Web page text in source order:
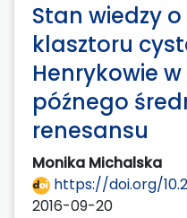
Stan wiedzy
klasztoru
Henrykowie
późnego
renesansu
Monika Michalska
https://doi.org/
2016-09-20